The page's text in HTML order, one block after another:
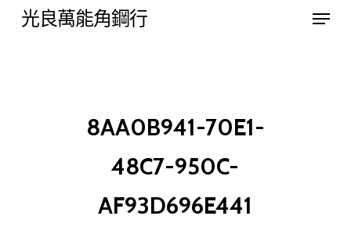
光良萬能角鋼行 Menu
8AA0B941-70E1-
48C7-950C-
AF93D696E441